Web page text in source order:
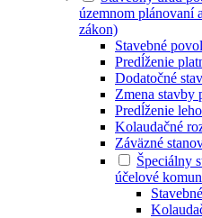
územnom plánovaní
zákon)
Stavebné
Predĺženie
Dodatočné
Zmena stavby
Predĺženie
Kolaudačné
Záväzné
Špeciálny
účelové